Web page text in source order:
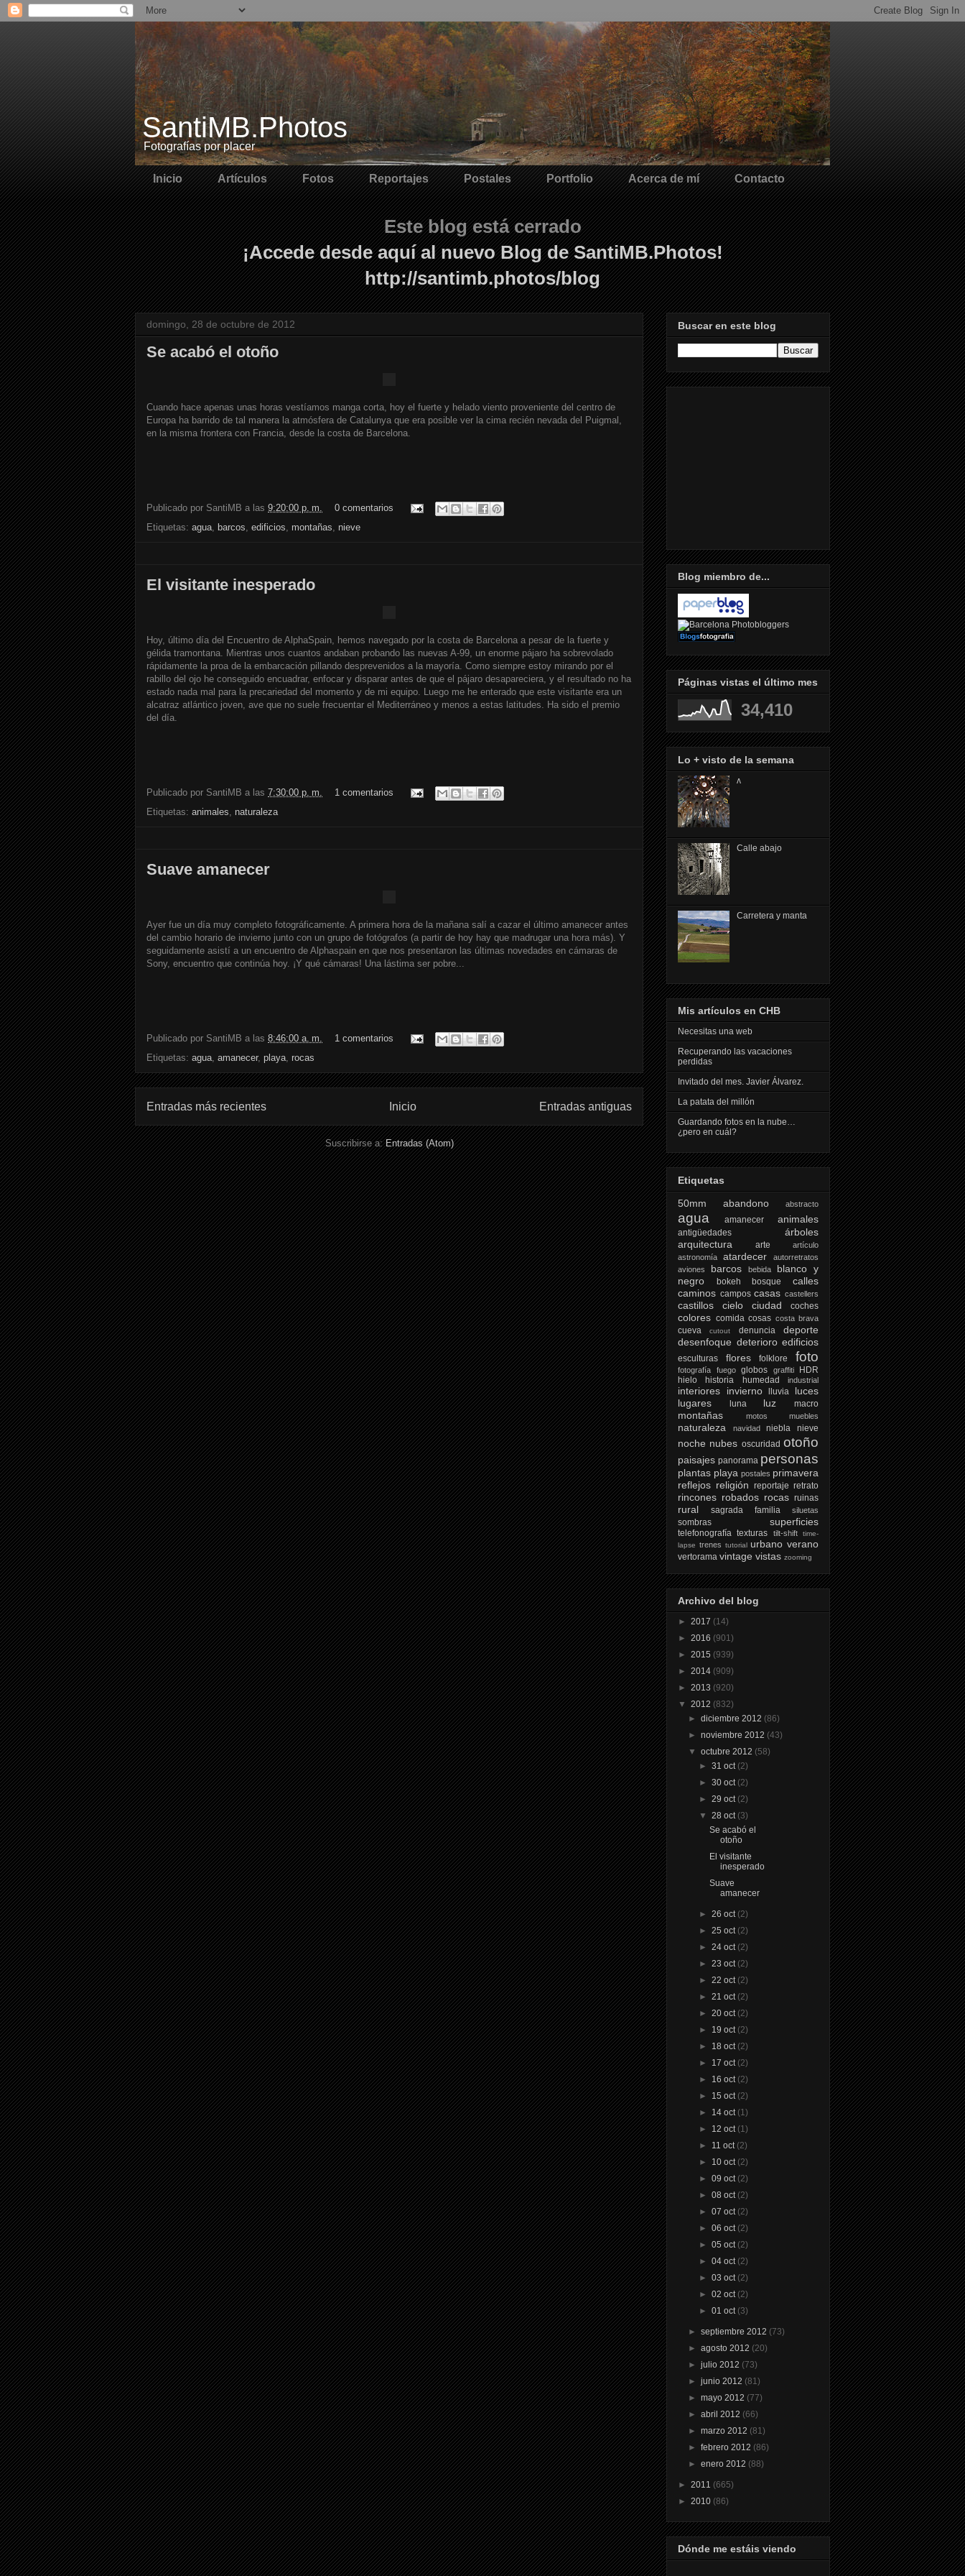
SantiMB.Photos
Fotografías por placer
Inicio Artículos Fotos Reportajes Postales Portfolio Acerca de mí Contacto
Este blog está cerrado
¡Accede desde aquí al nuevo Blog de SantiMB.Photos!
http://santimb.photos/blog
domingo, 28 de octubre de 2012
Se acabó el otoño
Cuando hace apenas unas horas vestíamos manga corta, hoy el fuerte y helado viento proveniente del centro de
Europa ha barrido de tal manera la atmósfera de Catalunya que era posible ver la cima recién nevada del Puigmal,
en la misma frontera con Francia, desde la costa de Barcelona.
Publicado por SantiMB a las 9:20:00 p. m.
0 comentarios
Etiquetas: agua, barcos, edificios, montañas, nieve
El visitante inesperado
Hoy, último día del Encuentro de AlphaSpain, hemos navegado por la costa de Barcelona a pesar de la fuerte y
gélida tramontana. Mientras unos cuantos andaban probando las nuevas A-99, un enorme pájaro ha sobrevolado
rápidamente la proa de la embarcación pillando desprevenidos a la mayoría. Como siempre estoy mirando por el
rabillo del ojo he conseguido encuadrar, enfocar y disparar antes de que el pájaro desapareciera, y el resultado no ha
estado nada mal para la precariedad del momento y de mi equipo. Luego me he enterado que este visitante era un
alcatraz atlántico joven, ave que no suele frecuentar el Mediterráneo y menos a estas latitudes. Ha sido el premio
del día.
Publicado por SantiMB a las 7:30:00 p. m.
1 comentarios
Etiquetas: animales, naturaleza
Suave amanecer
Ayer fue un día muy completo fotográficamente. A primera hora de la mañana salí a cazar el último amanecer antes
del cambio horario de invierno junto con un grupo de fotógrafos (a partir de hoy hay que madrugar una hora más). Y
seguidamente asistí a un encuentro de Alphaspain en que nos presentaron las últimas novedades en cámaras de
Sony, encuentro que continúa hoy. ¡Y qué cámaras! Una lástima ser pobre...
Publicado por SantiMB a las 8:46:00 a. m.
1 comentarios
Etiquetas: agua, amanecer, playa, rocas
Entradas más recientes Entradas antiguas
Inicio
Suscribirse a:Entradas (Atom)
Buscar en este blog
Blog miembro de...
Páginas vistas el último mes
34,410
Lo + visto de la semana
ᴧ
Calle abajo
Carretera y manta
Mis artículos en CHB
Necesitas una web
Recuperando las vacaciones
perdidas
Invitado del mes. Javier Álvarez.
La patata del millón
Guardando fotos en la nube…
¿pero en cuál?
Etiquetas
50mm
abandono abstracto
agua amanecer animales
antigüedades
árboles
arquitectura
arte
artículo
astronomía
atardecer
autorretratos
aviones
barcos bebida
blanco y
negro
bokeh bosque
calles
caminos campos casas castellers
castillos cielo ciudad coches
colores comida cosas costa brava
cueva cutout denuncia
deporte
desenfoque deterioro edificios
esculturas flores folklore foto
fotografía fuego globos graffiti
HDR
hielo
historia humedad industrial
interiores invierno lluvia
luces
lugares
luna luz macro
montañas motos muebles
naturaleza navidad niebla nieve
noche nubes oscuridad otoño
paisajes panorama personas
plantas playa postales primavera
reflejos religión reportaje retrato
rincones robados rocas ruinas
rural sagrada familia siluetas
sombras superficies
telefonografía texturas tilt-shift
time-
lapse trenes tutorial urbano verano
vertorama vintage vistas zooming
Archivo del blog
► 2017 (14)
► 2016 (901)
► 2015 (939)
► 2014 (909)
► 2013 (920)
▼ 2012 (832)
►diciembre 2012 (86)
►noviembre 2012 (43)
▼octubre 2012 (58)
► 31 oct (2)
► 30 oct (2)
► 29 oct (2)
▼ 28 oct (3)
Se acabó el
otoño
El visitante
inesperado
Suave
amanecer
► 26 oct (2)
► 25 oct (2)
► 24 oct (2)
► 23 oct (2)
► 22 oct (2)
► 21 oct (2)
► 20 oct (2)
► 19 oct (2)
► 18 oct (2)
► 17 oct (2)
► 16 oct (2)
► 15 oct (2)
► 14 oct (1)
► 12 oct (1)
► 11 oct (2)
► 10 oct (2)
► 09 oct (2)
► 08 oct (2)
► 07 oct (2)
► 06 oct (2)
► 05 oct (2)
► 04 oct (2)
► 03 oct (2)
► 02 oct (2)
► 01 oct (3)
►septiembre 2012 (73)
►agosto 2012 (20)
►julio 2012 (73)
►junio 2012 (81)
►mayo 2012 (77)
►abril 2012 (66)
►marzo 2012 (81)
►febrero 2012 (86)
►enero 2012 (88)
► 2011 (665)
► 2010 (86)
Dónde me estáis viendo